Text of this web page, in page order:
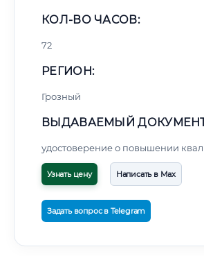
КОЛ-ВО ЧАСОВ:
72
РЕГИОН:
Грозный
ВЫДАВАЕМЫЙ
удостоверение о повышении
Узнать цену Написать в Max
Задать вопрос в Telegram